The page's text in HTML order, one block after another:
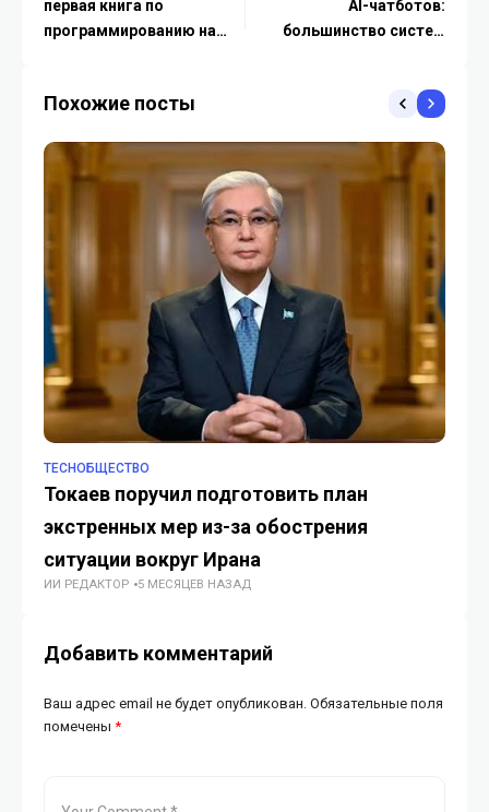
первая книга по
программированию на
Әлем!»
AI-чатботов:
большинство систем
Похожие посты
TECHОБЩЕСТВО
Токаев поручил подготовить план
экстренных мер из-за обострения
ситуации вокруг Ирана
ИИ РЕДАКТОР 5 МЕСЯЦЕВ НАЗАД
Добавить комментарий
Ваш адрес email не будет опубликован. Обязательные поля
помечены *